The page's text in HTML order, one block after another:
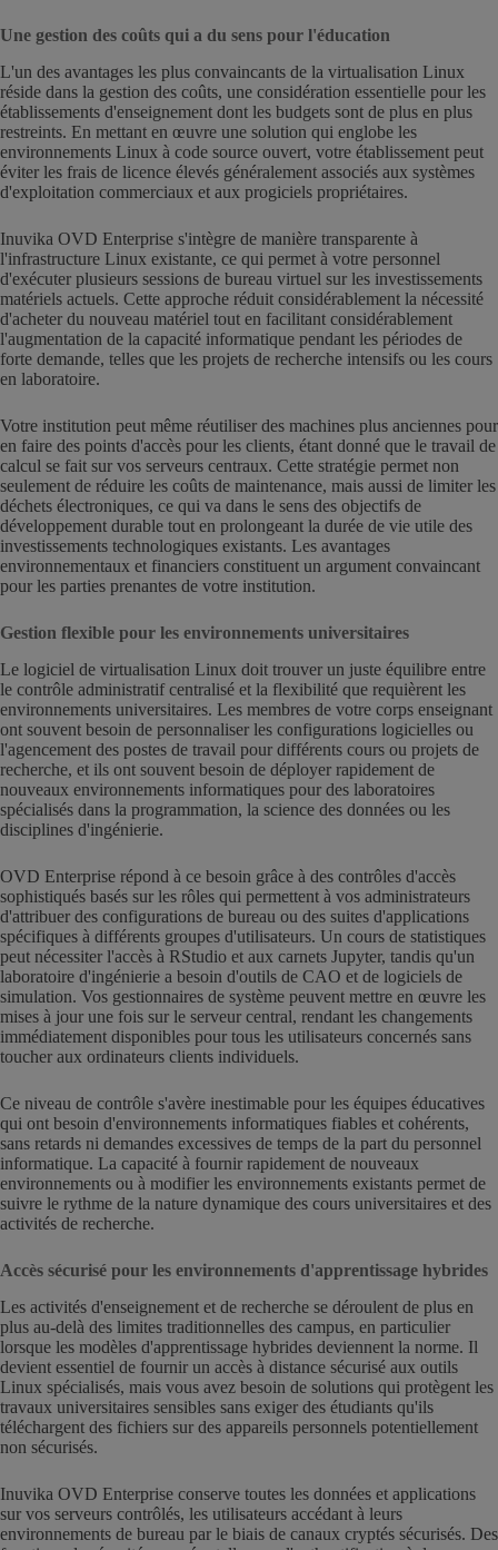
Une gestion des coûts qui a du sens pour l'éducation
L'un des avantages les plus convaincants de la virtualisation Linux
réside dans la gestion des coûts, une considération essentielle pour les
établissements d'enseignement dont les budgets sont de plus en plus
restreints. En mettant en œuvre une solution qui englobe les
environnements Linux à code source ouvert, votre établissement peut
éviter les frais de licence élevés généralement associés aux systèmes
d'exploitation commerciaux et aux progiciels propriétaires.
Inuvika OVD Enterprise s'intègre de manière transparente à
l'infrastructure Linux existante, ce qui permet à votre personnel
d'exécuter plusieurs sessions de bureau virtuel sur les investissements
matériels actuels. Cette approche réduit considérablement la nécessité
d'acheter du nouveau matériel tout en facilitant considérablement
l'augmentation de la capacité informatique pendant les périodes de
forte demande, telles que les projets de recherche intensifs ou les cours
en laboratoire.
Votre institution peut même réutiliser des machines plus anciennes pour
en faire des points d'accès pour les clients, étant donné que le travail de
calcul se fait sur vos serveurs centraux. Cette stratégie permet non
seulement de réduire les coûts de maintenance, mais aussi de limiter les
déchets électroniques, ce qui va dans le sens des objectifs de
développement durable tout en prolongeant la durée de vie utile des
investissements technologiques existants. Les avantages
environnementaux et financiers constituent un argument convaincant
pour les parties prenantes de votre institution.
Gestion flexible pour les environnements universitaires
Le logiciel de virtualisation Linux doit trouver un juste équilibre entre
le contrôle administratif centralisé et la flexibilité que requièrent les
environnements universitaires. Les membres de votre corps enseignant
ont souvent besoin de personnaliser les configurations logicielles ou
l'agencement des postes de travail pour différents cours ou projets de
recherche, et ils ont souvent besoin de déployer rapidement de
nouveaux environnements informatiques pour des laboratoires
spécialisés dans la programmation, la science des données ou les
disciplines d'ingénierie.
OVD Enterprise répond à ce besoin grâce à des contrôles d'accès
sophistiqués basés sur les rôles qui permettent à vos administrateurs
d'attribuer des configurations de bureau ou des suites d'applications
spécifiques à différents groupes d'utilisateurs. Un cours de statistiques
peut nécessiter l'accès à RStudio et aux carnets Jupyter, tandis qu'un
laboratoire d'ingénierie a besoin d'outils de CAO et de logiciels de
simulation. Vos gestionnaires de système peuvent mettre en œuvre les
mises à jour une fois sur le serveur central, rendant les changements
immédiatement disponibles pour tous les utilisateurs concernés sans
toucher aux ordinateurs clients individuels.
Ce niveau de contrôle s'avère inestimable pour les équipes éducatives
qui ont besoin d'environnements informatiques fiables et cohérents,
sans retards ni demandes excessives de temps de la part du personnel
informatique. La capacité à fournir rapidement de nouveaux
environnements ou à modifier les environnements existants permet de
suivre le rythme de la nature dynamique des cours universitaires et des
activités de recherche.
Accès sécurisé pour les environnements d'apprentissage hybrides
Les activités d'enseignement et de recherche se déroulent de plus en
plus au-delà des limites traditionnelles des campus, en particulier
lorsque les modèles d'apprentissage hybrides deviennent la norme. Il
devient essentiel de fournir un accès à distance sécurisé aux outils
Linux spécialisés, mais vous avez besoin de solutions qui protègent les
travaux universitaires sensibles sans exiger des étudiants qu'ils
téléchargent des fichiers sur des appareils personnels potentiellement
non sécurisés.
Inuvika OVD Enterprise conserve toutes les données et applications
sur vos serveurs contrôlés, les utilisateurs accédant à leurs
environnements de bureau par le biais de canaux cryptés sécurisés. Des